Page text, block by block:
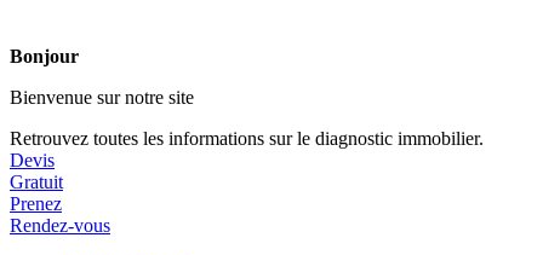
Bonjour
Bienvenue sur notre site
Retrouvez toutes les informations sur le diagnostic immobilier.
Devis
Gratuit
Prenez
Rendez-vous